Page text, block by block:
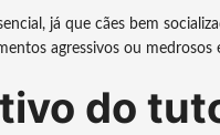
já que cães bem
agressivos ou
do